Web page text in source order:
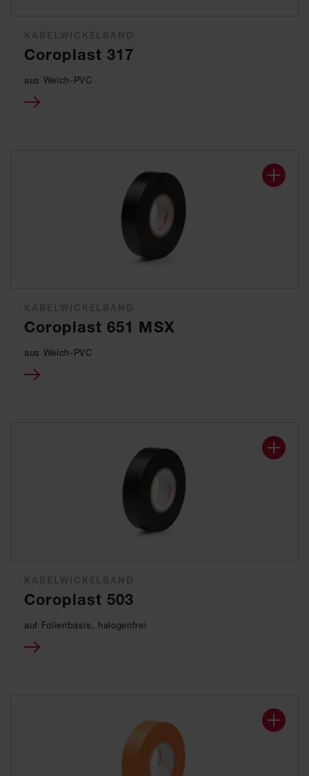
Coroplast 317
aus Weich-PVC
Coroplast 651 MSX
aus Weich-PVC
Coroplast 503
auf Folienbasis, halogenfrei